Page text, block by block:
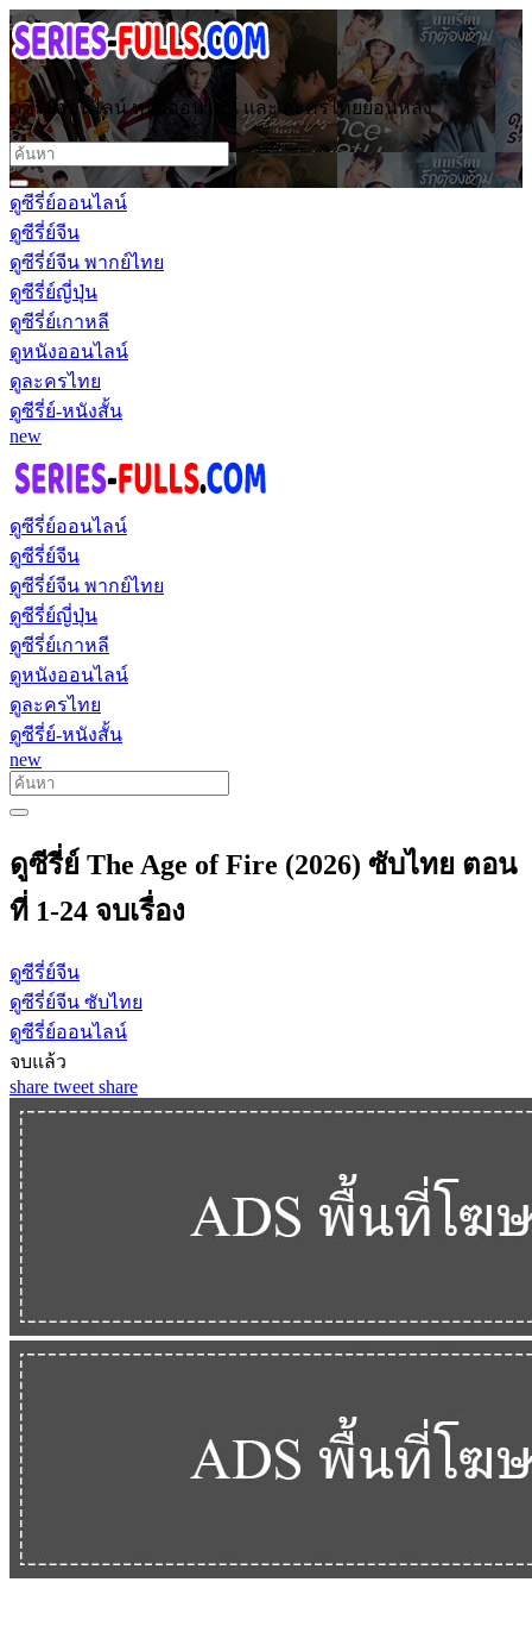
ดูซีรี่ย์ออนไลน์ หนังออนไลน์ และ ละครไทยย้อนหลัง
ดูซีรี่ย์ออนไลน์
ดูซีรี่ย์จีน
ดูซีรี่ย์จีน พากย์ไทย
ดูซีรี่ย์ญี่ปุ่น
ดูซีรี่ย์เกาหลี
ดูหนังออนไลน์
ดูละครไทย
ดูซีรี่ย์-หนังสั้น
new
ดูซีรี่ย์ออนไลน์
ดูซีรี่ย์จีน
ดูซีรี่ย์จีน พากย์ไทย
ดูซีรี่ย์ญี่ปุ่น
ดูซีรี่ย์เกาหลี
ดูหนังออนไลน์
ดูละครไทย
ดูซีรี่ย์-หนังสั้น
new
ดูซีรี่ย์ The Age of Fire (2026) ซับไทย ตอน
ที่ 1-24 จบเรื่อง
ดูซีรี่ย์จีน
ดูซีรี่ย์จีน ซับไทย
ดูซีรี่ย์ออนไลน์
จบแล้ว
share tweet share